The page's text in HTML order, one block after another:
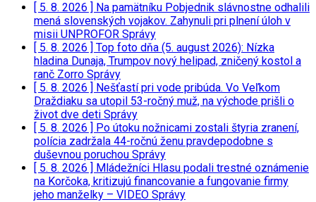
[ 5. 8. 2026 ] Na pamätníku Pobjednik slávnostne odhalili
mená slovenských vojakov. Zahynuli pri plnení úloh v
misii UNPROFOR Správy
[ 5. 8. 2026 ] Top foto dňa (5. august 2026): Nízka
hladina Dunaja, Trumpov nový helipad, zničený kostol a
ranč Zorro Správy
[ 5. 8. 2026 ] Nešťastí pri vode pribúda. Vo Veľkom
Draždiaku sa utopil 53-ročný muž, na východe prišli o
život dve deti Správy
[ 5. 8. 2026 ] Po útoku nožnicami zostali štyria zranení,
polícia zadržala 44-ročnú ženu pravdepodobne s
duševnou poruchou Správy
[ 5. 8. 2026 ] Mládežníci Hlasu podali trestné oznámenie
na Korčoka, kritizujú financovanie a fungovanie firmy
jeho manželky – VIDEO Správy